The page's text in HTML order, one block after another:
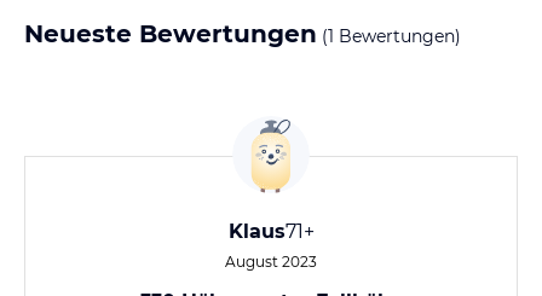
Neueste Bewertungen (1 Bewertungen)
Klaus71+
August 2023